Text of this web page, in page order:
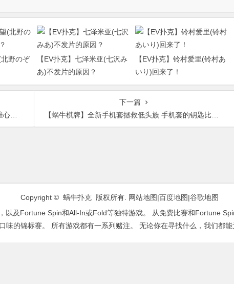
北野のぞ
【EV扑克】七泽米亚(七沢み
あ)不发片的原因？
【EV扑克】铃村爱里(铃村あ
いり)回来了！
痛
下一篇
【蜗牛棋牌】全新手机套拯救低头族 手机套的钥匙比手机更重要
Copyright © 蜗牛扑克 版权所有. 网站地图|百度地图|谷歌地图
以及Fortune Spin和All-In或Fold等独特游戏。 从免费比赛和Fortune
味的锦标赛。 所有游戏都有一系列赌注。 无论你在寻找什么，我们都